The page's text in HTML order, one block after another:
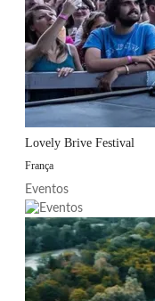
Lovely Brive Festival
França
Eventos